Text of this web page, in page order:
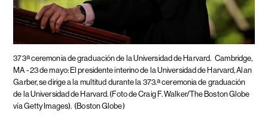
373ª ceremonia de graduación de la Universidad de Harvard. Cambridge,
MA - 23 de mayo: El presidente interino de la Universidad de Harvard, Alan
Garber, se dirige a la multitud durante la 373.ª ceremonia de graduación
de la Universidad de Harvard. (Foto de Craig F. Walker/The Boston Globe
vía Getty Images). (Boston Globe)